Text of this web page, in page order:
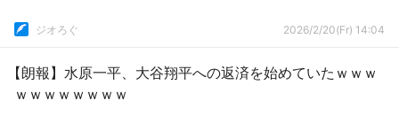
ジオろぐ 2026/2/20(Fr) 14:04
【朗報】水原一平、大谷翔平への返済を始めていたｗｗｗ
ｗｗｗｗｗｗｗｗ